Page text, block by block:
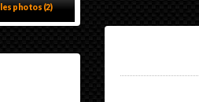
photos (2)